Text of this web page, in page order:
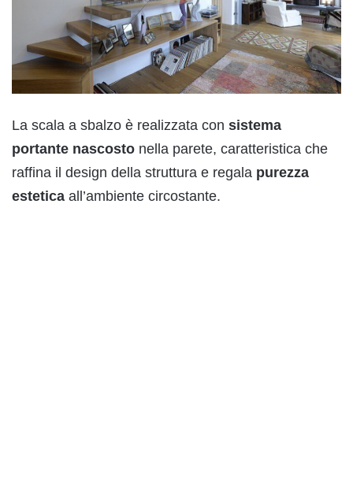
La scala a sbalzo è realizzata con sistema
portante nascosto nella parete, caratteristica che
raffina il design della struttura e regala purezza
estetica all’ambiente circostante.